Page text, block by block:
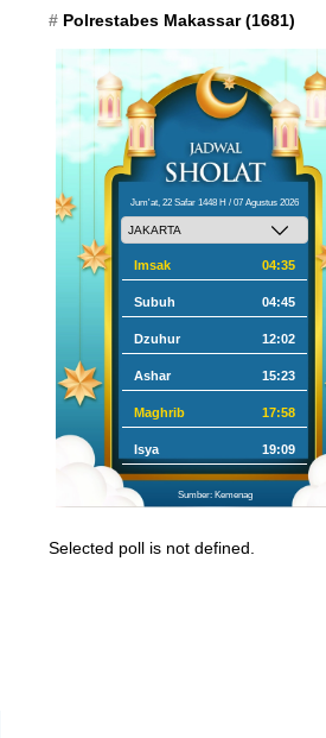
Polrestabes Makassar(1681)
Jum'at, 22 Safar 1448 H / 07 Agustus 2026
Imsak 04:35
Subuh 04:45
Dzuhur 12:02
Ashar 15:23
Maghrib 17:58
Isya 19:09
Sumber: Kemenag
Selected poll is not defined.